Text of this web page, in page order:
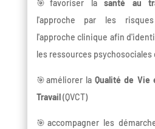
🎯favoriser lasanté au
l'approche par les
l'approche clinique afin
les ressources
🎯améliorer laQualité de Vie
Travail(QVCT)
🎯accompagner les